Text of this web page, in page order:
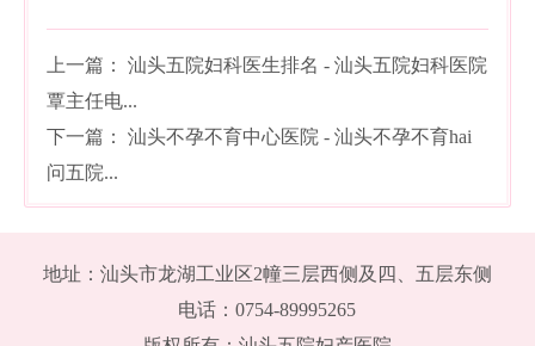
上一篇： 汕头五院妇科医生排名 - 汕头五院妇科医院
覃主任电...
下一篇： 汕头不孕不育中心医院 - 汕头不孕不育hai
问五院...
地址：汕头市龙湖工业区2幢三层西侧及四、五层东侧
电话：0754-89995265